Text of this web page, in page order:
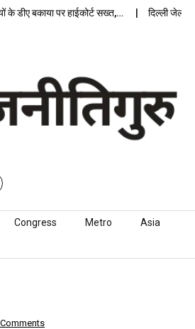
डीए बकाया पर हाईकोर्ट सख्त,… दिल्ली जेलों में
Congress Metro Asia